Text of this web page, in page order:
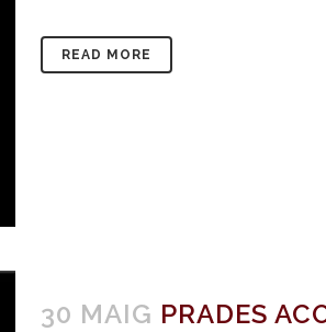
READ MORE
30 MAIG PRADES